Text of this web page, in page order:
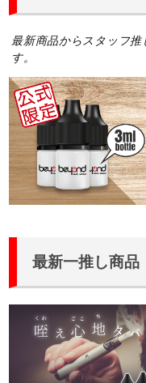
最新商品からスタッフ
す。
最新一推し商品